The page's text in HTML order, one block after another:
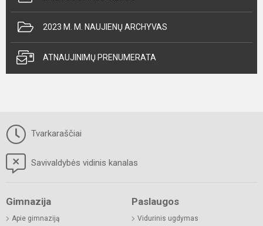
2023 M. M. NAUJIENŲ ARCHYVAS
ATNAUJINIMŲ PRENUMERATA
Tvarkaraščiai
Savivaldybės vidinis kanalas
Gimnazija
Apie gimnaziją
Paslaugos
Vidurinis ugdymas